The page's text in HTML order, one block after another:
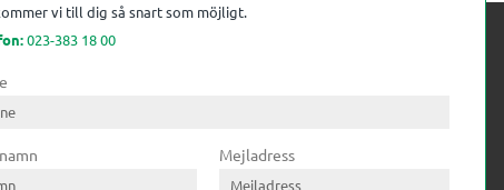
kompetens till
Till träindustrin tillför vi
från timmerplanen hela
vi till dig så snart som möjligt.
023-383 18 00
Mejladress